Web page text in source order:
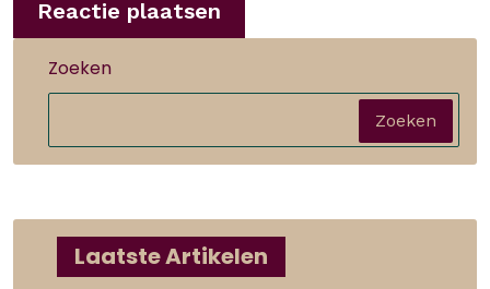
Zoeken
Zoeken
Laatste Artikelen